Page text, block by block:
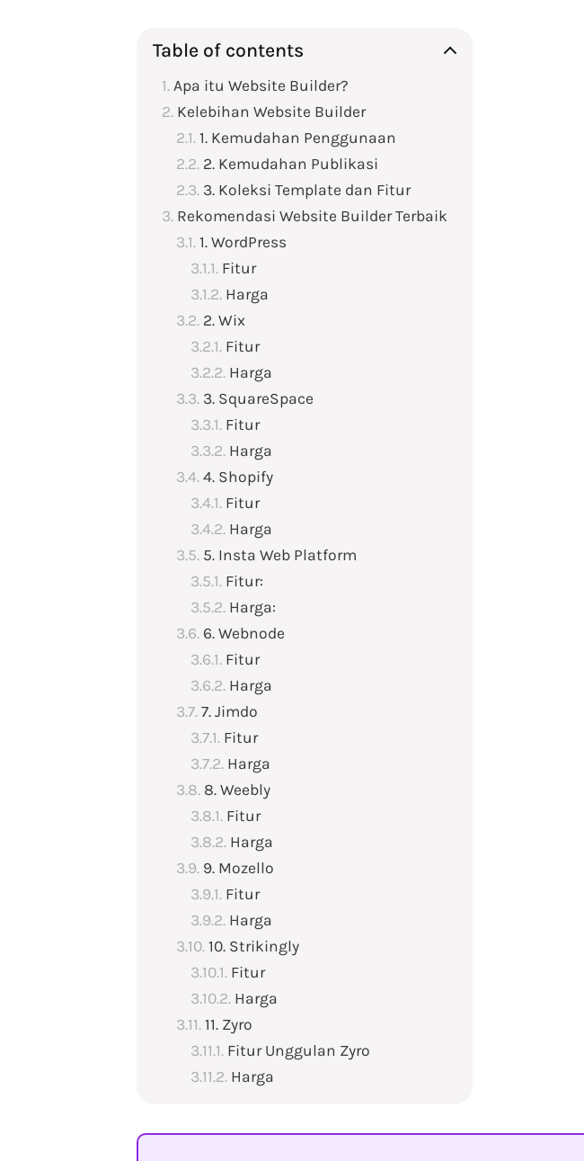
Table of contents
Apa itu Website Builder?
Kelebihan Website Builder
1. Kemudahan Penggunaan
2. Kemudahan Publikasi
3. Koleksi Template dan Fitur
Rekomendasi Website Builder Terbaik
1. WordPress
Fitur
Harga
2. Wix
Fitur
Harga
3. SquareSpace
Fitur
Harga
4. Shopify
Fitur
Harga
5. Insta Web Platform
Fitur:
Harga:
6. Webnode
Fitur
Harga
7. Jimdo
Fitur
Harga
8. Weebly
Fitur
Harga
9. Mozello
Fitur
Harga
10. Strikingly
Fitur
Harga
11. Zyro
Fitur Unggulan Zyro
Harga